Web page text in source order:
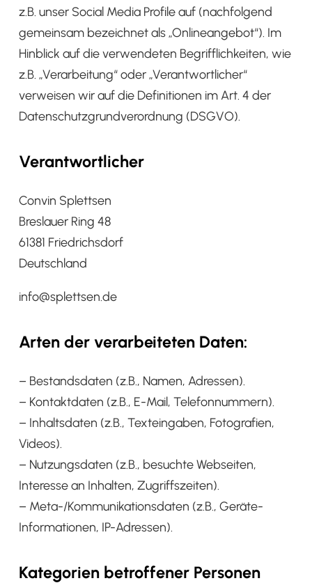
z.B. unser Social Media Profile auf (nachfolgend
gemeinsam bezeichnet als „Onlineangebot“). Im
Hinblick auf die verwendeten Begrifflichkeiten, wie
z.B. „Verarbeitung“ oder „Verantwortlicher“
verweisen wir auf die Definitionen im Art. 4 der
Datenschutzgrundverordnung (DSGVO).
Verantwortlicher
Convin Splettsen
Breslauer Ring 48
61381 Friedrichsdorf
Deutschland
info@splettsen.de
Arten der verarbeiteten Daten:
– Bestandsdaten (z.B., Namen, Adressen).
– Kontaktdaten (z.B., E-Mail, Telefonnummern).
– Inhaltsdaten (z.B., Texteingaben, Fotografien,
Videos).
– Nutzungsdaten (z.B., besuchte Webseiten,
Interesse an Inhalten, Zugriffszeiten).
– Meta-/Kommunikationsdaten (z.B., Geräte-
Informationen, IP-Adressen).
Kategorien betroffener Personen